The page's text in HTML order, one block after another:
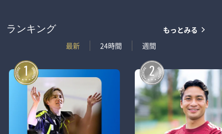
ランキング
最新
24時間 週間
もっとみる
1 2